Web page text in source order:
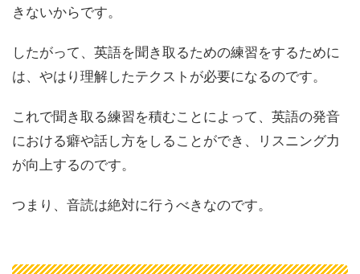
きないからです。
したがって、英語を聞き取るための練習をするために
は、やはり理解したテクストが必要になるのです。
これで聞き取る練習を積むことによって、英語の発音
における癖や話し方をしることができ、リスニング力
が向上するのです。
つまり、音読は絶対に行うべきなのです。